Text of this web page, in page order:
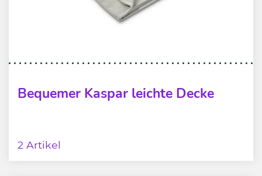
Bequemer Kaspar leichte Decke
2 Artikel